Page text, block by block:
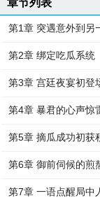
章节列表
第1章 突遇意外到另
第2章 绑定吃瓜系统
第3章 宫廷夜宴初登
第4章 暴君的心声惊
第5章 摘瓜成功初获
第6章 御前伺候的煎
第7章 一语点醒局中